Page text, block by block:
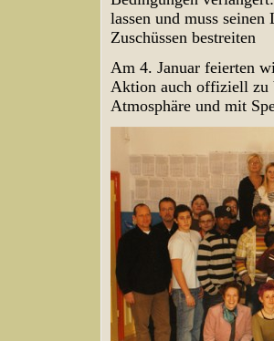
lassen und muss
Zuschüssen bestreiten
Am 4. Januar feierten
Aktion auch offiziell zu
Atmosphäre und mit